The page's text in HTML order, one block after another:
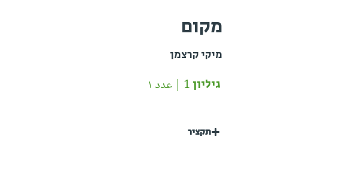
מקום
מיקי קרצמן
גיליון 1 | عدد ١
תקציר